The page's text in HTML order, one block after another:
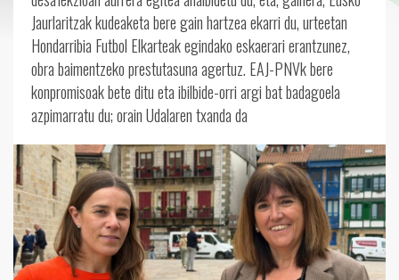
Jaurlaritzak kudeaketa bere gain hartzea ekarri du, urteetan
Hondarribia Futbol Elkarteak egindako eskaerari erantzunez,
obra baimentzeko prestutasuna agertuz. EAJ-PNVk bere
konpromisoak bete ditu eta ibilbide-orri argi bat badagoela
azpimarratu du; orain Udalaren txanda da